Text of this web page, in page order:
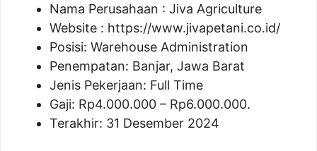
Nama Perusahaan : Jiva Agriculture
Website : https://www.jivapetani.co.id/
Posisi: Warehouse Administration
Penempatan: Banjar, Jawa Barat
Jenis Pekerjaan: Full Time
Gaji: Rp4.000.000 – Rp6.000.000.
Terakhir: 31 Desember 2024